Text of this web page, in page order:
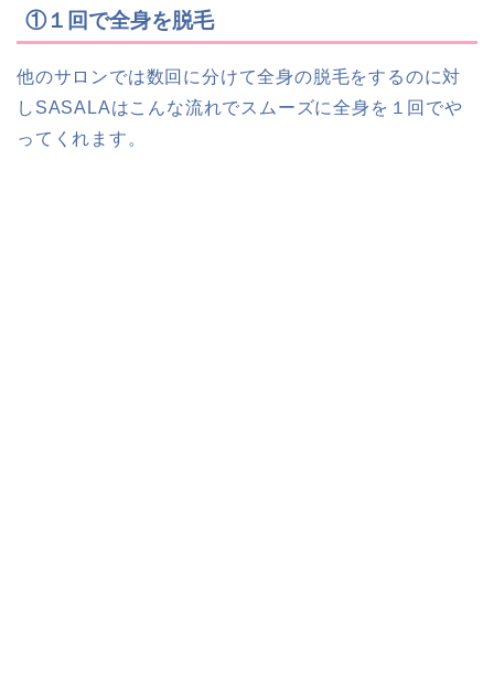
①１回で全身を脱毛
他のサロンでは数回に分けて全身の脱毛をするのに対
し SASALAはこんな流れでスムーズに全身を１回でや
ってくれます。